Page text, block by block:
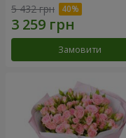
5 432 грн
Замовити